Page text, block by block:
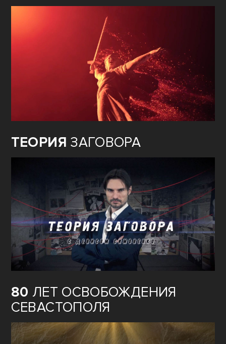
ТЕОРИЯ ЗАГОВОРА
80 ЛЕТ ОСВОБОЖДЕНИЯ
СЕВАСТОПОЛЯ